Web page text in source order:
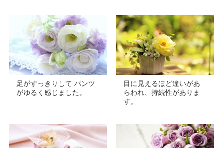
足がすっきりして パンツ
がゆるく感じました。
目に見えるほど違いがあ
らわれ、持続性がありま
す。